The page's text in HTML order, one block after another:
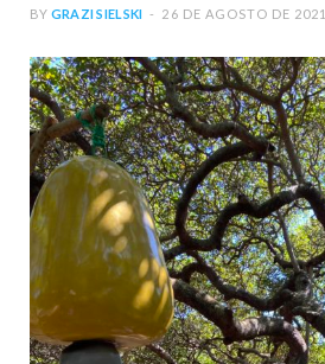
BY GRAZI SIELSKI 26 DE AGOSTO DE 2021